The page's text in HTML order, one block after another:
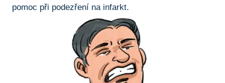
pomoc při ⁤podezření na⁣ infarkt.